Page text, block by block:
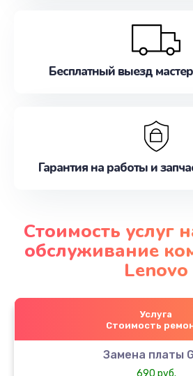
Бесплатный выезд
Гарантия на работы и
Стоимость услуг
обслуживание
Lenovo
Услуга
Стоимость
Замена платы
690 руб.